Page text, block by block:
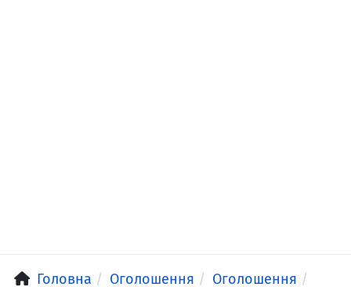
Головна Оголошення Оголошення